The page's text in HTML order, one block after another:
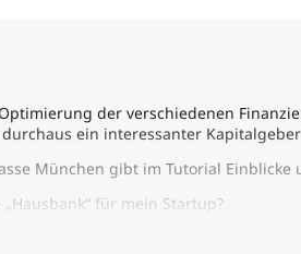
der verschiedenen
ein interessanter
München gibt im Tutorial
für mein Startup?